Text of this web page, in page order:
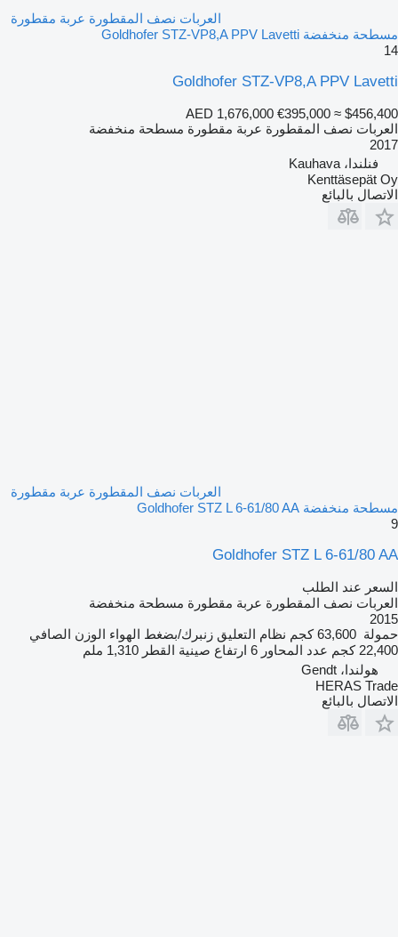
العربات نصف المقطورة عربة مقطورة
مسطحة منخفضة Goldhofer STZ-VP8,A PPV Lavetti
14
Goldhofer STZ-VP8,A PPV Lavetti
AED 1,676,000 €395,000 ≈ $456,400
العربات نصف المقطورة عربة مقطورة مسطحة منخفضة
2017
فنلندا، Kauhava
Kenttäsepät Oy
الاتصال بالبائع
العربات نصف المقطورة عربة مقطورة
مسطحة منخفضة Goldhofer STZ L 6-61/80 AA
9
Goldhofer STZ L 6-61/80 AA
السعر عند الطلب
العربات نصف المقطورة عربة مقطورة مسطحة منخفضة
2015
حمولة 63,600 كجم نظام التعليق زنبرك/بضغط الهواء الوزن الصافي
22,400 كجم
عدد المحاور 6 ارتفاع صينية القطر 1,310 ملم
هولندا، Gendt
HERAS Trade
الاتصال بالبائع